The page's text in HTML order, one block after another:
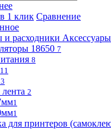
1 клик Сравнение
18650 7
8
11
3
2
1
1
для принтеров